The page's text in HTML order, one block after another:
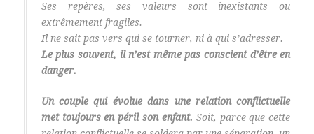
Ses repères, ses valeurs sont inexistants ou
extrêmement fragiles.
Il ne sait pas vers qui se tourner, ni à qui s’adresser.
Le plus souvent, il n’est même pas conscient d’être en
danger.
Un couple qui évolue dans une relation conflictuelle
met toujours en péril son enfant. Soit, parce que cette